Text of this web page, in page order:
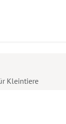
Kleintiere